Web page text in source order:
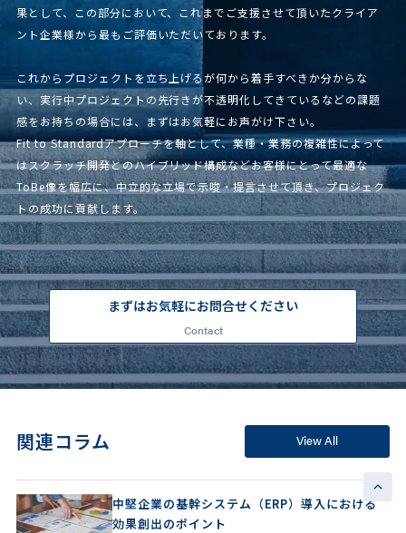
果として、この部分において、これまでご支援させて頂いたクライア
ント企業様から最もご評価いただいております。
これからプロジェクトを立ち上げるが何から着手すべきか分からな
い、実行中プロジェクトの先行きが不透明化してきているなどの課題
感をお持ちの場合には、まずはお気軽にお声がけ下さい。
Fit to Standardアプローチを軸として、業種・業務の複雑性によって
はスクラッチ開発とのハイブリッド構成などお客様にとって最適な
ToBe像を幅広に、中立的な立場で示唆・提言させて頂き、プロジェク
トの成功に貢献します。
まずはお気軽にお問合せください
Contact
関連コラム View All
中堅企業の基幹システム（ERP）導入における
効果創出のポイント